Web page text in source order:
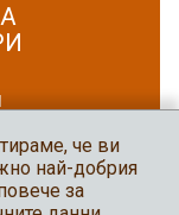
че ви
най-добрия
за